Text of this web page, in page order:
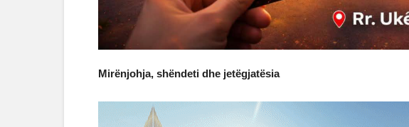
Mirënjohja, shëndeti dhe jetëgjatësia